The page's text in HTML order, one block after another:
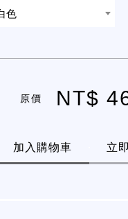
色
原價 NT$
加入購物車 立